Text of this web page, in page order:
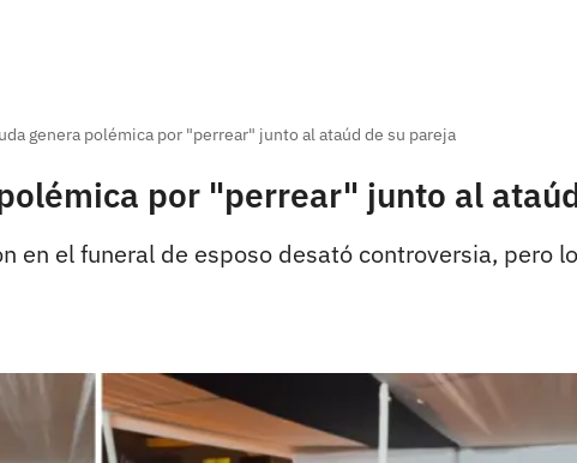
genera polémica por "perrear" junto al ataúd de su pareja
por "perrear" junto al
en el funeral de esposo desató controversia, pero